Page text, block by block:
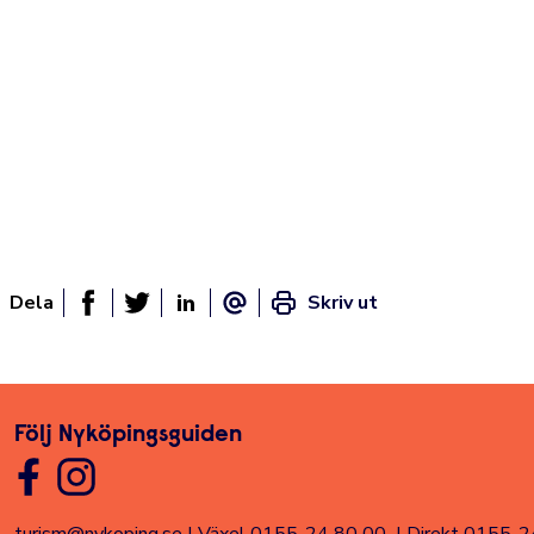
Dela
Skriv ut
Följ Nyköpingsguiden